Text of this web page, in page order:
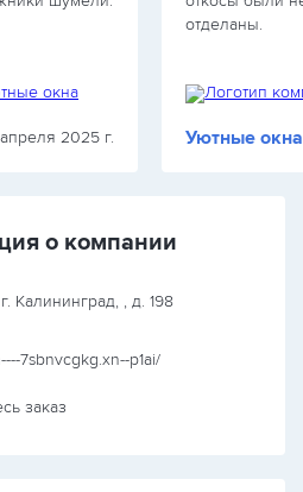
2025 г.
отделаны.
Уютные окна
о компании
Калининград, , д. 198
7sbnvcgkg.xn--p1ai/
заказ